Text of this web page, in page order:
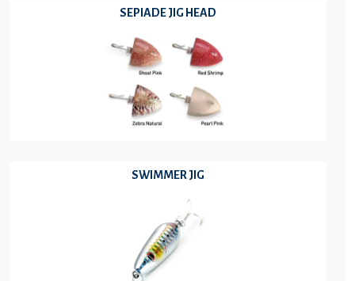
SEPIADE JIG HEAD
SWIMMER JIG